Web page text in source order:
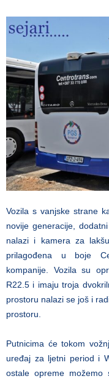
Vozila s vanjske strane
novije generacije,
nalazi i kamera za
prilagođena u boje
kompanije. Vozila su
R22.5 i imaju troja
prostoru nalazi se još i
prostoru.
Putnicima će tokom
uređaj za ljetni period i
ostale opreme